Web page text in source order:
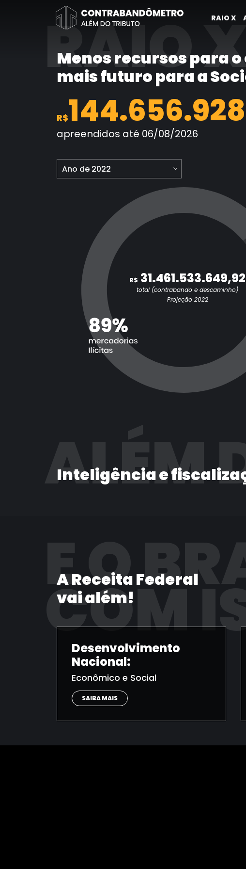
RAIO X
RAIO
Menos recursos para
mais futuro para a
R$
apreendidos até 06/08/2026
Ano de 2022
R$ 31.461.533.649,92
total (contrabando e descaminho)
Projeção 2022
ALÉM
Inteligência e
E O
COM
A Receita Federal
vai além!
Desenvolvimento
Nacional:
Econômico e Social
SAIBA MAIS